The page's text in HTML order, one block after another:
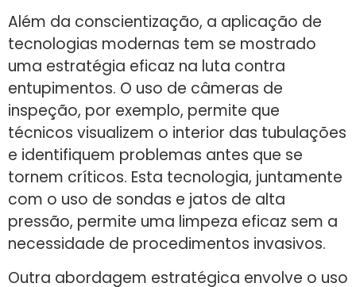
Além da conscientização, a aplicação de
tecnologias modernas tem se mostrado
uma estratégia eficaz na luta contra
entupimentos. O uso de câmeras de
inspeção, por exemplo, permite que
técnicos visualizem o interior das tubulações
e identifiquem problemas antes que se
tornem críticos. Esta tecnologia, juntamente
com o uso de sondas e jatos de alta
pressão, permite uma limpeza eficaz sem a
necessidade de procedimentos invasivos.
Outra abordagem estratégica envolve o uso